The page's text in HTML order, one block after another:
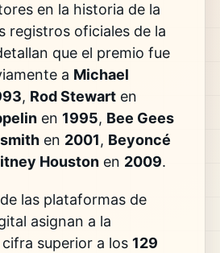
en la historia de la
registros oficiales de la
que el premio fue
a Michael
, Rod Stewarten
en 1995, Bee Gees
en 2001, Beyoncé
Houstonen 2009.
las plataformas de
asignan a la
superior a los 129